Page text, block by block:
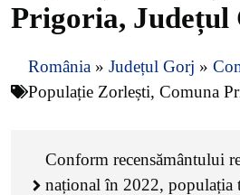
Prigoria, Județul
România » Județul Gorj »
Populație Zorlești, Comuna
Conform recensământului
național în 2022, populația